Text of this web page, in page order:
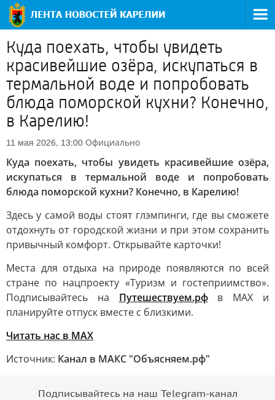
Куда поехать, чтобы увидеть
красивейшие озёра, искупаться в
термальной воде и попробовать
блюда поморской кухни? Конечно,
в Карелию!
11 мая 2026, 13:00 Официально
Куда поехать, чтобы увидеть красивейшие озёра,
искупаться в термальной воде и попробовать
блюда поморской кухни? Конечно, в Карелию!
Здесь у самой воды стоят глэмпинги, где вы сможете
отдохнуть от городской жизни и при этом сохранить
привычный комфорт. Открывайте карточки!
Места для отдыха на природе появляются по всей
стране по нацпроекту «Туризм и гостеприимство».
Подписывайтесь на Путешествуем.рфв МАХ и
планируйте отпуск вместе с близкими.
Читать нас в MAX
Источник: Канал в МАКС "Объясняем.рф"
Подписывайтесь на наш Telegram-канал